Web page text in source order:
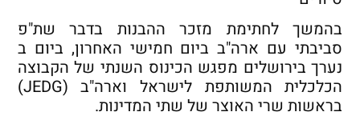
‏‏‏‏‏‏‏‏‏‏‏בהמשך לחתימת מזכר ההבנות בדבר שת"פ
סביבתי עם ארה"ב ביום חמישי האחרון, ביום ב
נערך בירושלים מפגש הכינוס השנתי של הקבוצה
הכלכלית המשותפת לישראל וארה"ב (JEDGׂ)
בראשות שרי האוצר של שתי המדינות.